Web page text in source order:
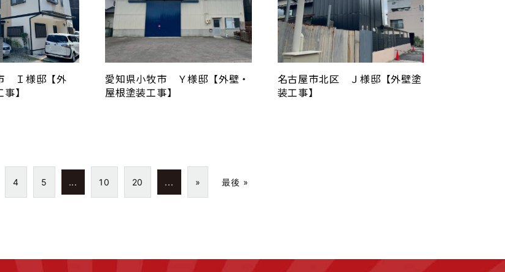
Ｉ様邸【外
】
愛知県小牧市 Ｙ様邸【外壁・
屋根塗装工事】
名古屋市北区 Ｊ様邸【外壁塗
装工事】
4 5 ... 10 20 ... » 最後 »